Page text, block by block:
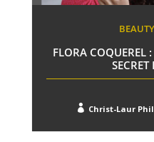
BEAUTY
FLORA COQUEREL
SECRET
 Christ-Laur